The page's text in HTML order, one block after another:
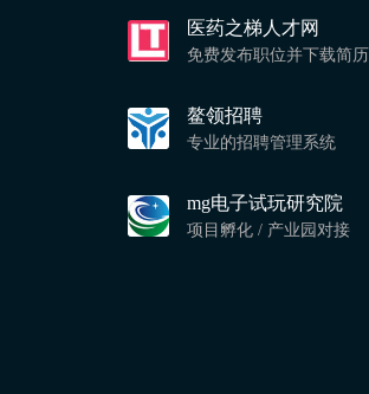
医药之梯人才网
免费发布职位并下载简历
鳌领招聘
专业的招聘管理系统
mg电子试玩研究院
项目孵化 / 产业园对接